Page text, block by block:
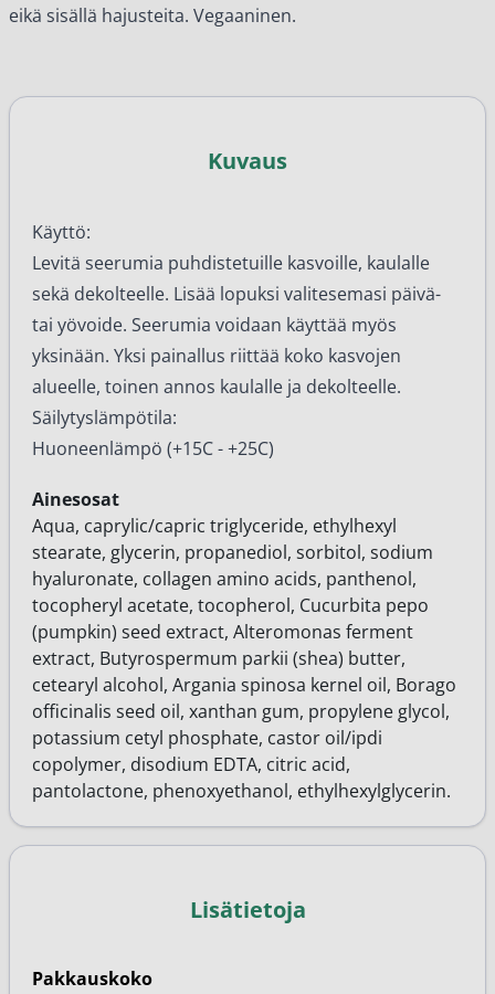
eikä sisällä hajusteita. Vegaaninen.
Kuvaus
Käyttö:
Levitä seerumia puhdistetuille kasvoille, kaulalle
sekä dekolteelle. Lisää lopuksi valitesemasi päivä-
tai yövoide. Seerumia voidaan käyttää myös
yksinään. Yksi painallus riittää koko kasvojen
alueelle, toinen annos kaulalle ja dekolteelle.
Säilytyslämpötila:
Huoneenlämpö (+15C - +25C)
Ainesosat
Aqua, caprylic/capric triglyceride, ethylhexyl
stearate, glycerin, propanediol, sorbitol, sodium
hyaluronate, collagen amino acids, panthenol,
tocopheryl acetate, tocopherol, Cucurbita pepo
(pumpkin) seed extract, Alteromonas ferment
extract, Butyrospermum parkii (shea) butter,
cetearyl alcohol, Argania spinosa kernel oil, Borago
officinalis seed oil, xanthan gum, propylene glycol,
potassium cetyl phosphate, castor oil/ipdi
copolymer, disodium EDTA, citric acid,
pantolactone, phenoxyethanol, ethylhexylglycerin.
Lisätietoja
Pakkauskoko